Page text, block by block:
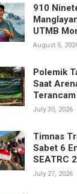
910
UTMB
August 5,
Polemik
Saat
July 30, 2026
Timnas
Sabet 6
SEATRC
July 27, 2026